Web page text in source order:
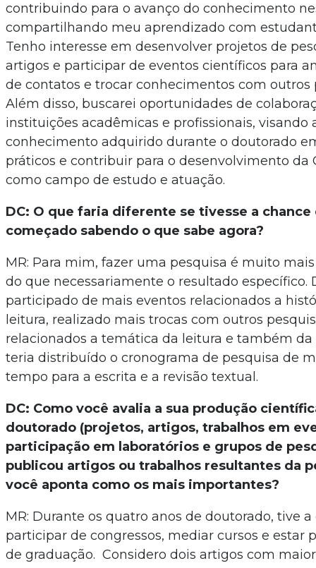
contribuindo para o avanço do conhecimento
compartilhando meu aprendizado com
Tenho interesse em desenvolver projetos de
artigos e participar de eventos científicos para
de contatos e trocar conhecimentos com outros
Além disso, buscarei oportunidades de
instituições acadêmicas e profissionais, visando
conhecimento adquirido durante o doutorado
práticos e contribuir para o desenvolvimento da
como campo de estudo e atuação.
DC: O que faria diferente se tivesse a chance
começado sabendo o que sabe agora?
MR: Para mim, fazer uma pesquisa é muito
do que necessariamente o resultado específico.
participado de mais eventos relacionados a
leitura, realizado mais trocas com outros
relacionados a temática da leitura e também
teria distribuído o cronograma de pesquisa de
tempo para a escrita e a revisão textual.
DC: Como você avalia a sua produção
doutorado (projetos, artigos, trabalhos em
participação em laboratórios e grupos de
publicou artigos ou trabalhos resultantes da
você aponta como os mais importantes?
MR: Durante os quatro anos de doutorado, tive
participar de congressos, mediar cursos e estar
de graduação. Considero dois artigos com